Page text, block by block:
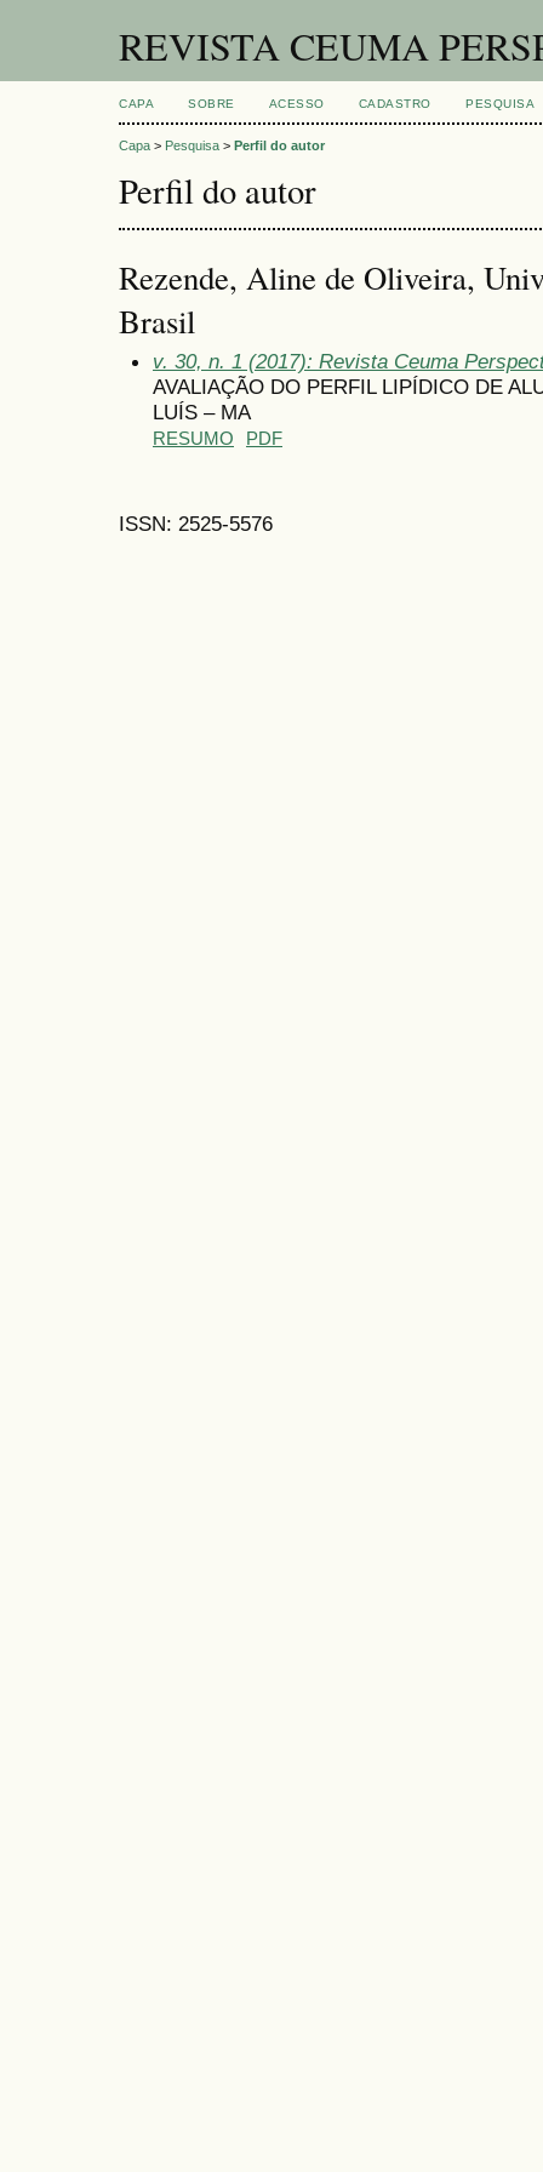
REVISTA CEUMA
CAPA SOBRE ACESSO CADASTRO PESQUISA
Capa > Pesquisa > Perfil do autor
Perfil do autor
Rezende, Aline de Oliveira,
Brasil
v. 30, n. 1 (2017): Revista Ceuma
AVALIAÇÃO DO PERFIL LIPÍDICO DE
LUÍS – MA
RESUMO PDF
ISSN: 2525-5576